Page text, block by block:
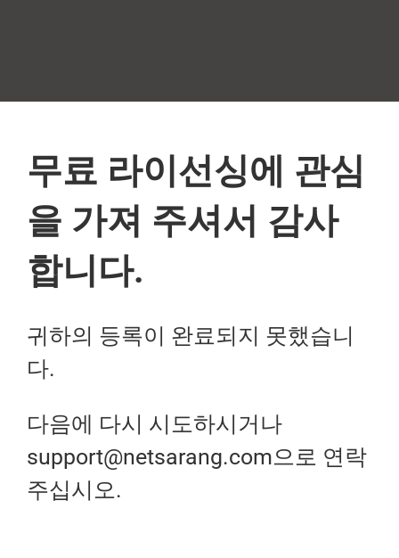
무료 라이선싱에 관심
을 가져 주셔서 감사
합니다.
귀하의 등록이 완료되지 못했습니
다.
다음에 다시 시도하시거나
support@netsarang.com으로 연락
주십시오.